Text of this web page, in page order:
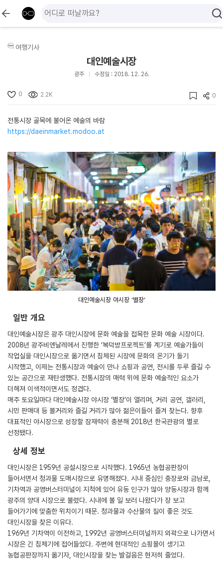
여행기사
대인예술시장
광주 수정일 : 2018. 12. 26.
0 2.2K 0
전통시장 골목에 불어온 예술의 바람
https://daeinmarket.modoo.at
대인예술시장 야시장 ‘별장’
일반 개요
대인예술시장은 광주 대인시장에 문화 예술을 접목한 문화 예술 시장이다.
2008년 광주비엔날레에서 진행한 ‘복덕방프로젝트’를 계기로 예술가들이
작업실을 대인시장으로 옮기면서 침체된 시장에 문화의 온기가 돌기
시작했고, 이제는 전통시장과 예술이 만나 쇼핑과 공연, 전시를 두루 즐길 수
있는 공간으로 재탄생했다. 전통시장의 매력 위에 문화 예술적인 요소가
더해져 이색적이면서도 정겹다.
매주 토요일마다 대인예술시장 야시장 ‘별장’이 열리며, 거리 공연, 갤러리,
시민 판매대 등 볼거리와 즐길 거리가 많아 젊은이들이 즐겨 찾는다. 향후
대표적인 야시장으로 성장할 잠재력이 충분해 2018년 한국관광의 별로
선정됐다.
상세 정보
대인시장은 1959년 공설시장으로 시작했다. 1965년 농협공판장이
들어서면서 청과물 도매시장으로 유명해졌다. 시내 중심인 충장로와 금남로,
기차역과 공영버스터미널이 지척에 있어 유동 인구가 많아 양동시장과 함께
광주의 양대 시장으로 불렸다. 시내에 볼 일 보러 나왔다가 장 보고
들어가기에 맞춤한 위치이기 때문. 청과물과 수산물의 질이 좋은 것도
대인시장을 찾은 이유다.
1969년 기차역이 이전하고, 1992년 공영버스터미널까지 외곽으로 나가면서
시장은 긴 침체기에 접어들었다. 주변에 현대적인 쇼핑몰이 생기고
농협공판장까지 옮기자, 대인시장을 찾는 발걸음은 현저히 줄었다.